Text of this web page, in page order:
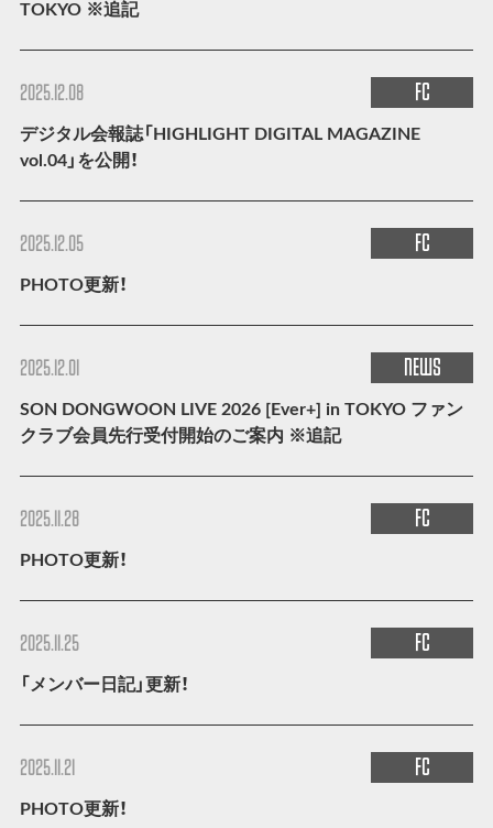
TOKYO ※追記
2025.12.08 FC
デジタル会報誌「HIGHLIGHT DIGITAL MAGAZINE
vol.04」を公開！
2025.12.05 FC
PHOTO更新！
2025.12.01 NEWS
SON DONGWOON LIVE 2026 [Ever+] in TOKYO ファン
クラブ会員先行受付開始のご案内 ※追記
2025.11.28 FC
PHOTO更新！
2025.11.25 FC
「メンバー日記」更新！
2025.11.21 FC
PHOTO更新！